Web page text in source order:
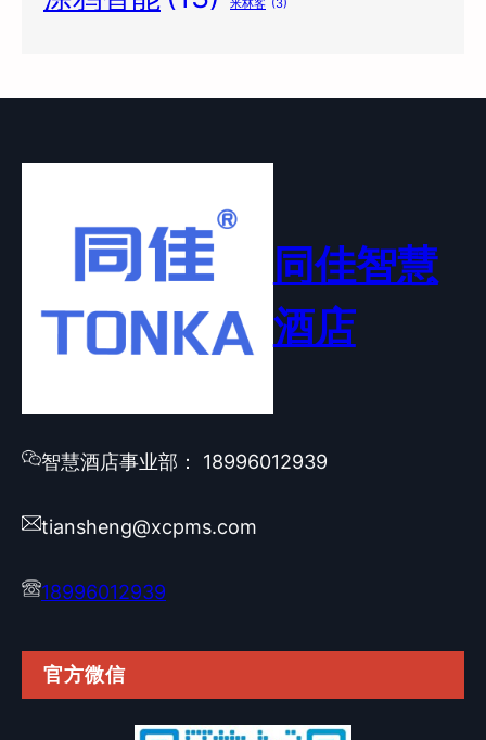
米林客 (3)
同佳智慧
酒店
智慧酒店事业部： 18996012939
tiansheng@xcpms.com
18996012939
官方微信